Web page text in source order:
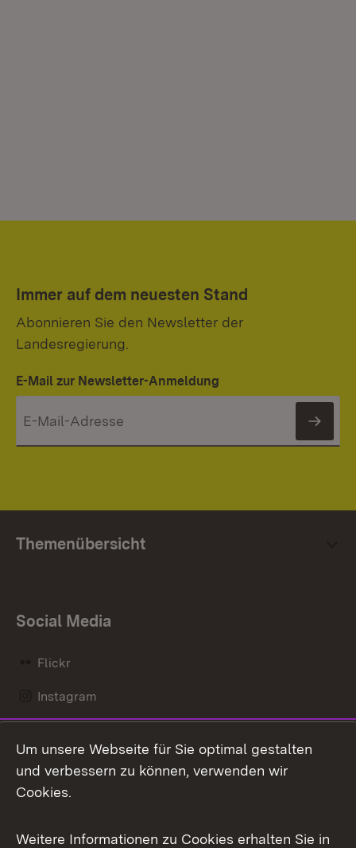
Immer auf dem neuesten Stand
Abonnieren Sie den Newsletter der
Landesregierung.
E-Mail zur Newsletter-Anmeldung
Themenübersicht
Social Media
Flickr
Instagram
Mastodon
Messenger
Social Wall
Um unsere Webseite für Sie optimal gestalten
und verbessern zu können, verwenden wir
Cookies.
Weitere Informationen zu Cookies erhalten Sie in